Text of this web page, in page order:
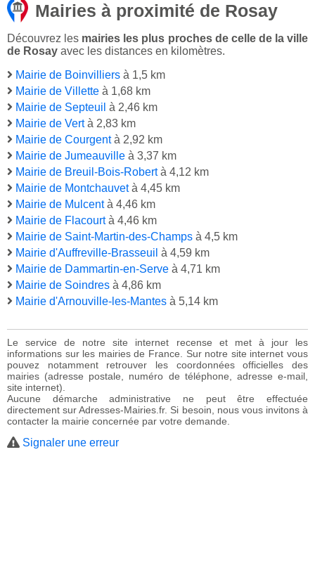
Mairies à proximité de Rosay
Découvrez les mairies les plus proches de celle de la ville
de Rosay avec les distances en kilomètres.
Mairie de Boinvilliers à 1,5 km
Mairie de Villette à 1,68 km
Mairie de Septeuil à 2,46 km
Mairie de Vertà 2,83 km
Mairie de Courgentà 2,92 km
Mairie de Jumeauville à 3,37 km
Mairie de Breuil-Bois-Robertà 4,12 km
Mairie de Montchauvetà 4,45 km
Mairie de Mulcentà 4,46 km
Mairie de Flacourtà 4,46 km
Mairie de Saint-Martin-des-Champs à 4,5 km
Mairie d'Auffreville-Brasseuil à 4,59 km
Mairie de Dammartin-en-Serve à 4,71 km
Mairie de Soindres à 4,86 km
Mairie d'Arnouville-les-Mantes à 5,14 km
Le service de notre site internet recense et met à jour les
informations sur les mairies de France. Sur notre site internet vous
pouvez notamment retrouver les coordonnées officielles des
mairies (adresse postale, numéro de téléphone, adresse e-mail,
site internet).
Aucune démarche administrative ne peut être effectuée
directement sur Adresses-Mairies.fr. Si besoin, nous vous invitons à
contacter la mairie concernée par votre demande.
Signaler une erreur